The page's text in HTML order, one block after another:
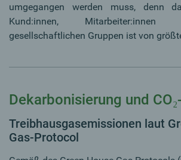
umgegangen werden muss, denn
Kund:innen,
gesellschaftlichen Gruppen ist von
Dekarbonisierung und
Treibhausgasemissionen laut
Gas-Protocol